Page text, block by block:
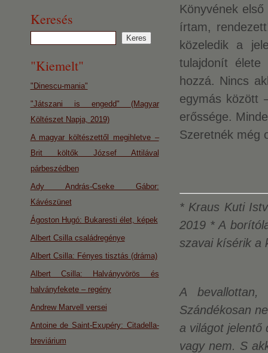
Könyvének
írtam,
közeledik a
tulajdonít
hozzá. Nincs
egymás között
erőssége.
Szeretnék még
* Kraus Kuti
2019 * A
szavai kísérik a
A bevallottan,
Szándékosan
a világot jelentő
vagy nem. S
Keresés
"Kiemelt"
"Dinescu-mania"
"Játszani is engedd" (Magyar
Költészet Napja, 2019)
A magyar költészettől megihletve –
Brit költők József Attilával
párbeszédben
Ady András-Cseke Gábor:
Kávészünet
Ágoston Hugó: Bukaresti élet, képek
Albert Csilla családregénye
Albert Csilla: Fényes tisztás (dráma)
Albert Csilla: Halványvörös és
halványfekete – regény
Andrew Marvell versei
Antoine de Saint-Exupéry: Citadella-
breviárium